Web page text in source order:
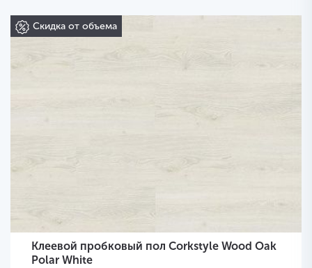
Скидка от объема
Клеевой пробковый пол Corkstyle Wood Oak
Polar White